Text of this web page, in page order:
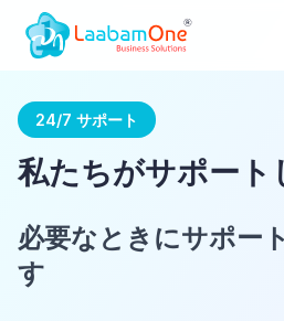
24/7 サポート
私たちがサポート
必要なときにサポー
す